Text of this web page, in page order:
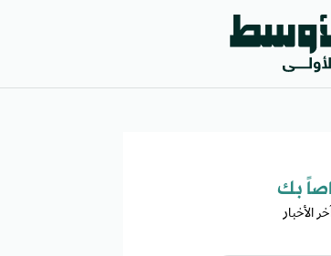
بك​
الأخبار